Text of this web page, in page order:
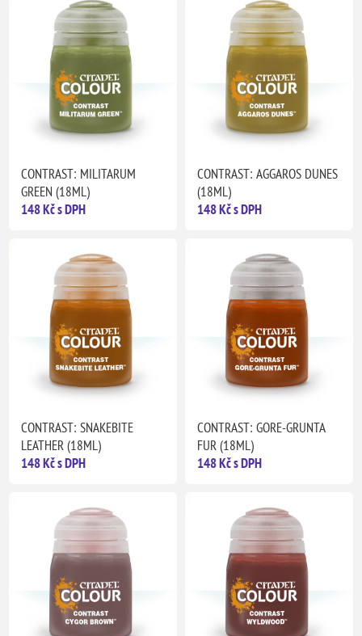
CONTRAST: MILITARUM
GREEN (18ML)
148 Kč s DPH
CONTRAST: AGGAROS DUNES
(18ML)
148 Kč s DPH
CONTRAST: SNAKEBITE
LEATHER (18ML)
148 Kč s DPH
CONTRAST: GORE-GRUNTA
FUR (18ML)
148 Kč s DPH